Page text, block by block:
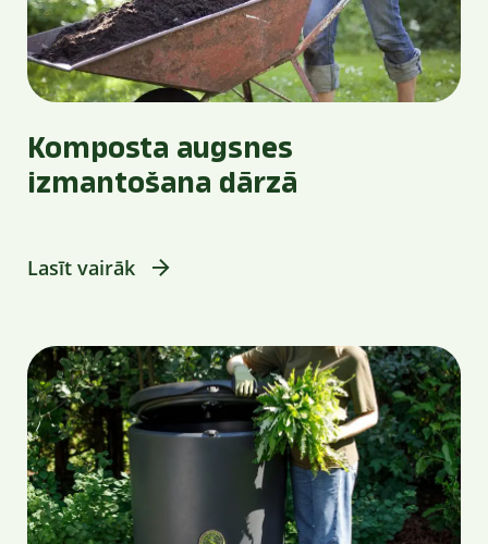
Komposta augsnes
izmantošana dārzā
Lasīt vairāk